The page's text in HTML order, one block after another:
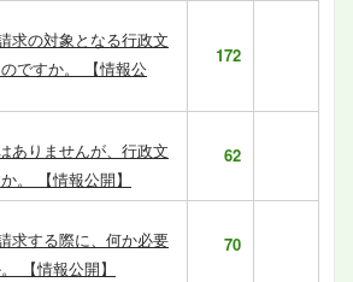
求の対象となる行政文
ですか。 【情報公
172
ありませんが、行政文
。 【情報公開】
62
求する際に、何か必要
【情報公開】
70